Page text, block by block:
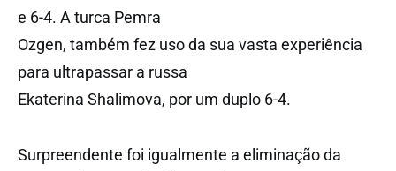
e 6-4. A turca Pemra
Ozgen, também fez uso da sua vasta experiência
para ultrapassar a russa
Ekaterina Shalimova, por um duplo 6-4.
Surpreendente foi igualmente a eliminação da